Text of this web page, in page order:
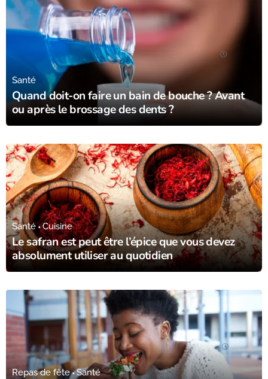
Quand doit-on faire un bain de bouche ? Avant
ou après le brossage des dents ?
Santé
Le safran est peut être l’épice que vous devez
absolument utiliser au quotidien
Santé Cuisine
25/12/23
Repas de fête Santé
23/12/23